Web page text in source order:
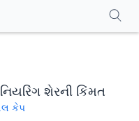
શેરની કિંમત
કેપ
વધુ